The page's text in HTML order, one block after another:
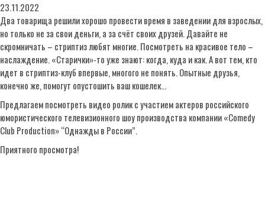
23.11.2022
Два товарища решили хорошо провести время в заведении для взрослых,
но только не за свои деньги, а за счёт своих друзей. Давайте не
скромничать – стриптиз любят многие. Посмотреть на красивое тело –
наслаждение. «Старички»-то уже знают: когда, куда и как. А вот тем, кто
идет в стриптиз-клуб впервые, многого не понять. Опытные друзья,
конечно же, помогут опустошить ваш кошелек…
Предлагаем посмотреть видео ролик с участием актеров российского
юмористического телевизионного шоу производства компании «Comedy
Club Production» “Однажды в России”.
Приятного просмотра!